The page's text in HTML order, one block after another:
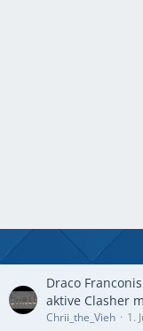
Draco
aktive Clasher
Chrii_the_Vieh 1.